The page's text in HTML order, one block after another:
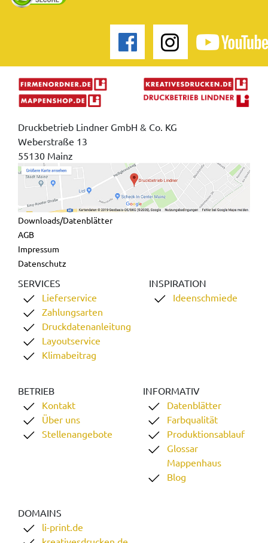
Druckbetrieb Lindner GmbH & Co. KG
Weberstraße 13
55130 Mainz
Downloads/Datenblätter
AGB
Impressum
Datenschutz
SERVICES
Lieferservice
Zahlungsarten
Druckdatenanleitung
Layoutservice
Klimabeitrag
INSPIRATION
Ideenschmiede
BETRIEB
Kontakt
Über uns
Stellenangebote
INFORMATIV
Datenblätter
Farbqualität
Produktionsablauf
Glossar
Mappenhaus
Blog
DOMAINS
li-print.de